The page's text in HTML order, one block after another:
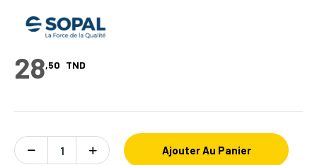
28,50 TND
Ajouter Au Panier